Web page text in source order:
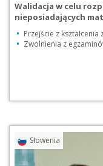
Walidacja w celu
nieposiadających
Przejście z
Zwolnienia z
Słowenia